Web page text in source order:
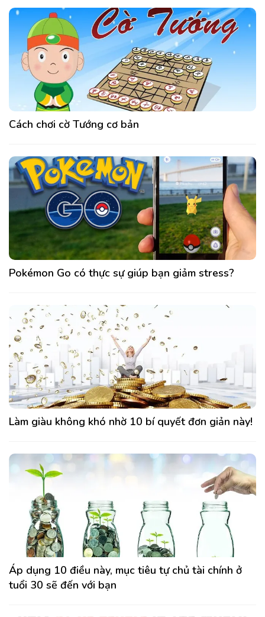
Cách chơi cờ Tướng cơ bản
Pokémon Go có thực sự giúp bạn giảm stress?
Làm giàu không khó nhờ 10 bí quyết đơn giản này!
Áp dụng 10 điều này, mục tiêu tự chủ tài chính ở
tuổi 30 sẽ đến với bạn